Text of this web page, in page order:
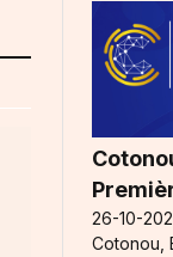
26-10-
Cotonou,